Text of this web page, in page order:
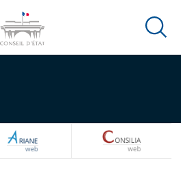
Ouvrir
ARIANEWEB